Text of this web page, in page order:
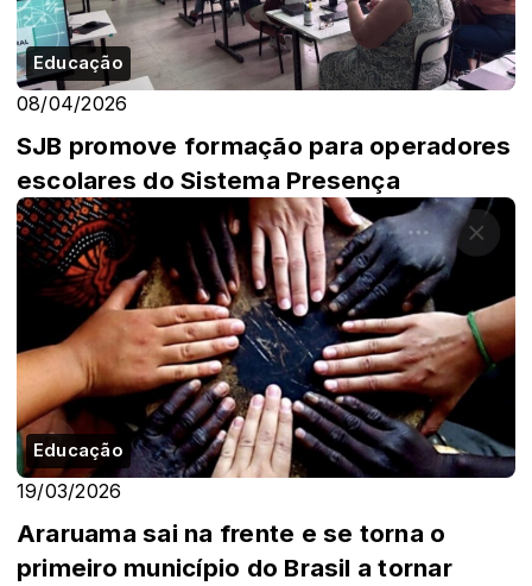
Educação
08/04/2026
SJB promove formação para operadores
escolares do Sistema Presença
Educação
19/03/2026
Araruama sai na frente e se torna o
primeiro município do Brasil a tornar